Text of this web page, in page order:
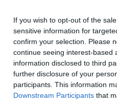
If you wish to opt-out of the
sensitive information for
confirm your selection. Please
continue seeing interest-based
information disclosed to third
further disclosure of your
participants. This information
Downstream Participants that
Gjirokastra që prej orës 4 pa
lë pa përgjigje banorët
Lagjia ish-SMT në qytetin e
vuan prej disa kohësh
energjisë elektrike. Ditën e